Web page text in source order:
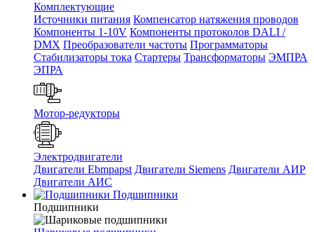
Комплектующие
Источники питания Компенсатор натяжения проводов
Компоненты 1-10V Компоненты протоколов DALI /
DMX Преобразователи частоты Программаторы
Стабилизаторы тока Стартеры Трансформаторы ЭМПРА
ЭПРА
Мотор-редукторы
Электродвигатели
Двигатели Ebmpapst Двигатели Siemens Двигатели АИР
Двигатели АИС
Подшипники
Подшипники